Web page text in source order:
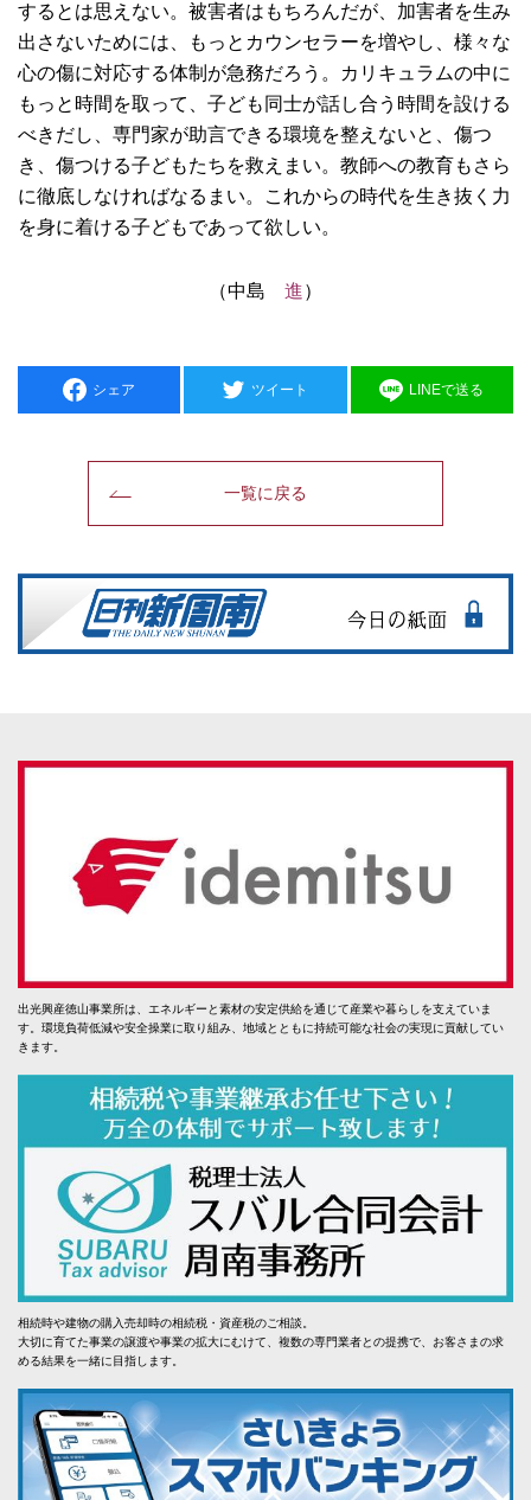
するとは思えない。被害者はもちろんだが、加害者を生み
出さないためには、もっとカウンセラーを増やし、様々な
心の傷に対応する体制が急務だろう。カリキュラムの中に
もっと時間を取って、子ども同士が話し合う時間を設ける
べきだし、専門家が助言できる環境を整えないと、傷つ
き、傷つける子どもたちを救えまい。教師への教育もさら
に徹底しなければなるまい。これからの時代を生き抜く力
を身に着ける子どもであって欲しい。
（中島 進）
シェア ツイート LINEで送る
一覧に戻る
出光興産徳山事業所は、エネルギーと素材の安定供給を通じて産業や暮らしを支えていま
す。環境負荷低減や安全操業に取り組み、地域とともに持続可能な社会の実現に貢献してい
きます。
相続時や建物の購入売却時の相続税・資産税のご相談。
大切に育てた事業の譲渡や事業の拡大にむけて、複数の専門業者との提携で、お客さまの求
める結果を一緒に目指します。